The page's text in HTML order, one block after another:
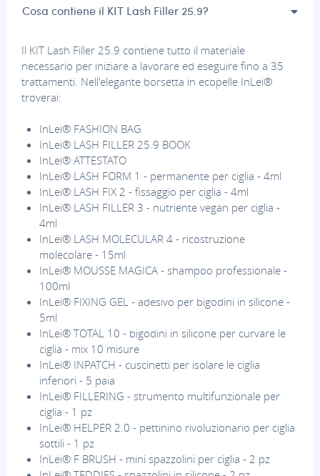
Cosa contiene il KIT Lash Filler 25.9?
Il KIT Lash Filler 25.9 contiene tutto il materiale
necessario per iniziare a lavorare ed eseguire fino a 35
trattamenti. Nell'elegante borsetta in ecopelle InLei®
troverai:
InLei® FASHION BAG
InLei® LASH FILLER 25.9 BOOK
InLei® ATTESTATO
InLei® LASH FORM 1 - permanente per ciglia - 4ml
InLei® LASH FIX 2 - fissaggio per ciglia - 4ml
InLei® LASH FILLER 3 - nutriente vegan per ciglia -
4ml
InLei® LASH MOLECULAR 4 - ricostruzione
molecolare - 15ml
InLei® MOUSSE MAGICA - shampoo professionale -
100ml
InLei® FIXING GEL - adesivo per bigodini in silicone -
5ml
InLei® TOTAL 10 - bigodini in silicone per curvare le
ciglia - mix 10 misure
InLei® INPATCH - cuscinetti per isolare le ciglia
inferiori - 5 paia
InLei® FILLERING - strumento multifunzionale per
ciglia - 1 pz
InLei® HELPER 2.0 - pettinino rivoluzionario per ciglia
sottili - 1 pz
InLei® F BRUSH - mini spazzolini per ciglia - 2 pz